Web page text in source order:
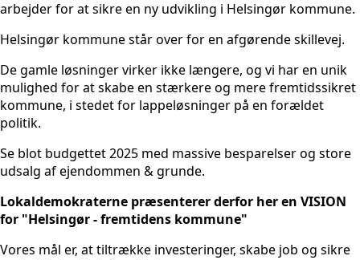
arbejder for at sikre en ny udvikling i Helsingør kommune.
Helsingør kommune står over for en afgørende skillevej.
De gamle løsninger virker ikke længere, og vi har en unik
mulighed for at skabe en stærkere og mere fremtidssikret
kommune, i stedet for lappeløsninger på en forældet
politik.
Se blot budgettet 2025 med massive besparelser og store
udsalg af ejendommen & grunde.
Lokaldemokraterne præsenterer derfor her en VISION
for "Helsingør - fremtidens kommune"
Vores mål er, at tiltrække investeringer, skabe job og sikre